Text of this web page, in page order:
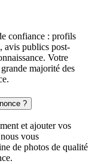
confiance : profils
avis publics post-
Votre
majorité des
?
et ajouter vos
vous
de photos de qualité